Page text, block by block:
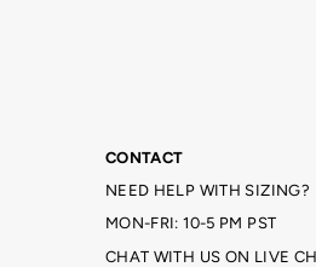
CONTACT
NEED HELP WITH SIZING?
MON-FRI: 10-5 PM PST
CHAT WITH US ON LIVE